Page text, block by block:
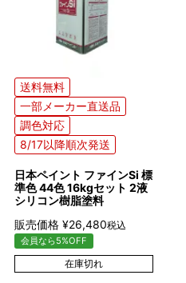
送料無料
一部メーカー直送品
調色対応
8/17以降順次発送
日本ペイント ファインSi 標
準色 44色 16kgセット 2液
シリコン樹脂塗料
販売価格 ¥26,480税込
会員なら5%OFF
在庫切れ